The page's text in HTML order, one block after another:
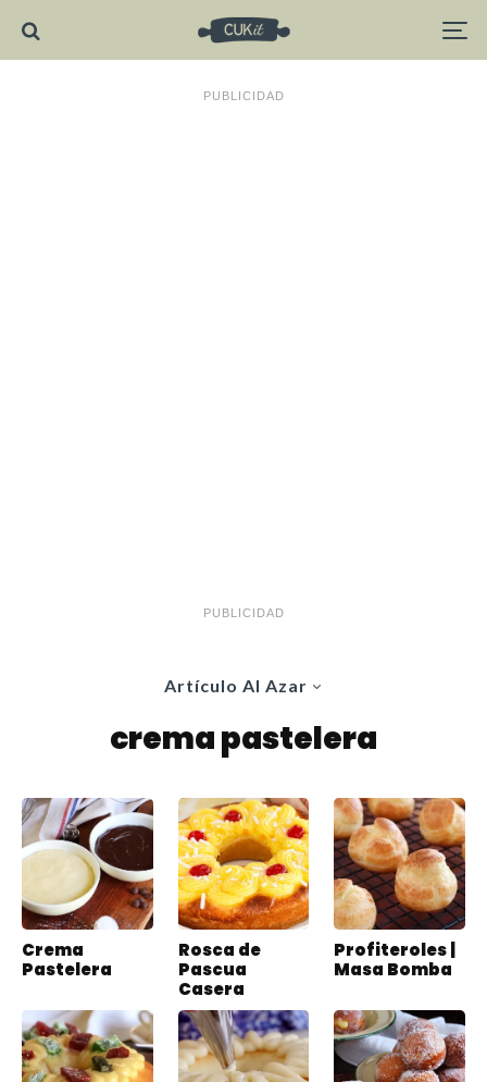
PUBLICIDAD
PUBLICIDAD
Artículo Al Azar
crema pastelera
Crema
Pastelera
Rosca de
Pascua
Casera
Profiteroles |
Masa Bomba